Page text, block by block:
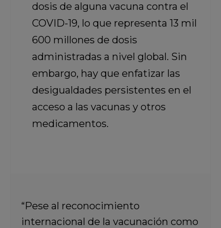
dosis de alguna vacuna contra el
COVID-19, lo que representa 13 mil
600 millones de dosis
administradas a nivel global. Sin
embargo, hay que enfatizar las
desigualdades persistentes en el
acceso a las vacunas y otros
medicamentos.
“Pese al reconocimiento
internacional de la vacunación como